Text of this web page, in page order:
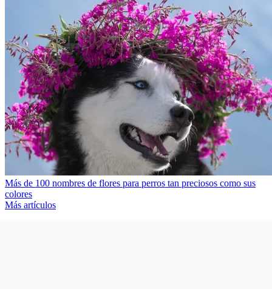
Más de 100 nombres de flores para perros tan preciosos como sus
colores
Más artículos